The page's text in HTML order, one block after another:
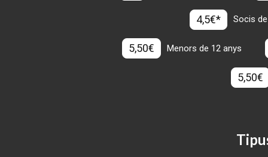
4,5€* Socis
5,50€ Menors de 12 anys
5,50€